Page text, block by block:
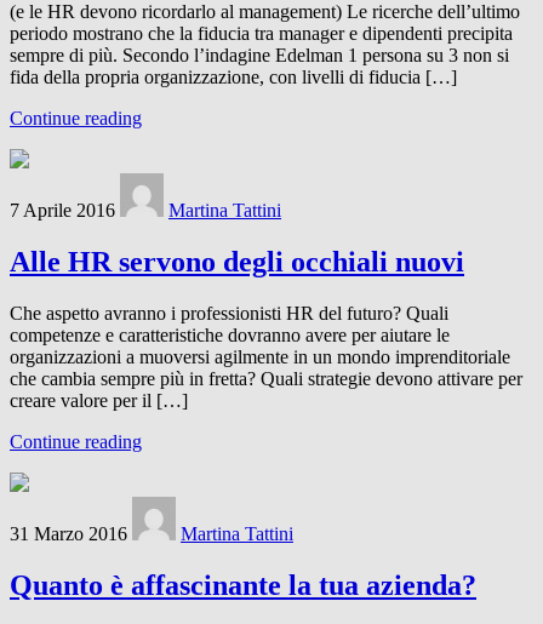
(e le HR devono ricordarlo al management) Le ricerche dell’ultimo
periodo mostrano che la fiducia tra manager e dipendenti precipita
sempre di più. Secondo l’indagine Edelman 1 persona su 3 non si
fida della propria organizzazione, con livelli di fiducia […]
Continue reading
7 Aprile 2016 Martina Tattini
Alle HR servono degli occhiali nuovi
Che aspetto avranno i professionisti HR del futuro? Quali
competenze e caratteristiche dovranno avere per aiutare le
organizzazioni a muoversi agilmente in un mondo imprenditoriale
che cambia sempre più in fretta? Quali strategie devono attivare per
creare valore per il […]
Continue reading
31 Marzo 2016 Martina Tattini
Quanto è affascinante la tua azienda?